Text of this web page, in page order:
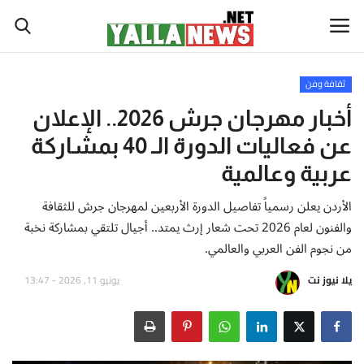
أخبار العالم
أخبار الوطن العربي
سياسة واقتصاد
رياضة
ثقافة وفن
تكنولوجيا وعلوم
صحة ولياقة
ثقافة وفن
أخبار مهرجان جرش 2026.. الإعلان
عن فعاليات الدورة الـ 40 بمشاركة
عربية وعالمية
الأردن يعلن رسمياً تفاصيل الدورة الأربعين لمهرجان جرش للثقافة
والفنون لعام 2026 تحت شعار إرث يمتد.. أجيال تلتقي بمشاركة نخبة
من نجوم الفن العربي والعالمي.
يلا نيوز نت يونيو 11, 2026 - 13:47